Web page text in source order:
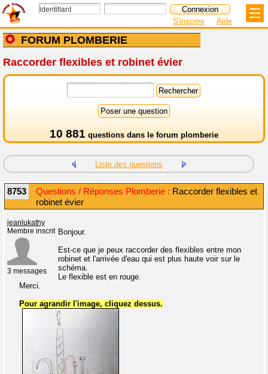
FORUM PLOMBERIE
S'inscrire Aide
Raccorder flexibles et robinet évier
10 881 questions dans le forum plomberie
Liste des questions
8753 Questions / Réponses Plomberie : Raccorder flexibles et
robinet évier
jeanlukathy
Membre inscrit
3 messages
Bonjour.
Est-ce que je peux raccorder des flexibles entre mon
robinet et l'arrivée d'eau qui est plus haute voir sur le
schéma.
Le flexible est en rouge.
Merci.
Pour agrandir l'image, cliquez dessus.